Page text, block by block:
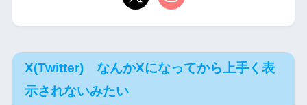
X(Twitter) なんかXになってから上手く表
示されないみたい